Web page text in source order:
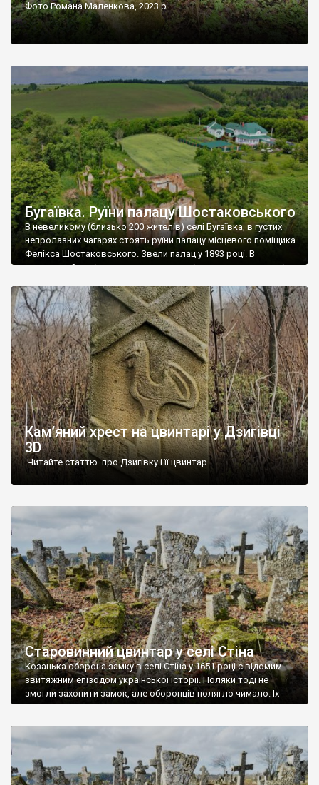
Фото Романа Маленкова, 2023 р.
Бугаївка. Руїни палацу Шостаковського
В невеликому (близько 200 жителів) селі Бугаївка, в густих
непролазних чагарях стоять руїни палацу місцевого поміщика
Фелікса Шостаковського. Звели палац у 1893 році. В
радянський період у ньому спочатку містилася школа, потім
століття тут розмістили туберкульозну лікарню. Коли із
палацу виїхала лікарня – ми точно не […]
Кам’яний хрест на цвинтарі у Дзигівці
3D
Читайте статтю про Дзигівку і її цвинтар
Старовинний цвинтар у селі Стіна
Козацька оборона замку в селі Стіна у 1651 році є відомим
звитяжним епізодом української історії. Поляки тоді не
змогли захопити замок, але оборонців полягло чимало. Їх
поховали на цвинтарі, який тоді називався Замковим. Нині на
ньому чимало хрестів 19 століття, є такі, де епітафії стер […]